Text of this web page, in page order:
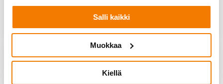
Salli kaikki
Muokkaa
Kiellä
Liiketilarakennuksen purku, 3 700 m²
Kemiönsaaren kunta |Taalintehdas